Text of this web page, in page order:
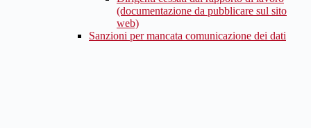
(documentazione da pubblicare sul sito
web)
Sanzioni per mancata comunicazione dei dati